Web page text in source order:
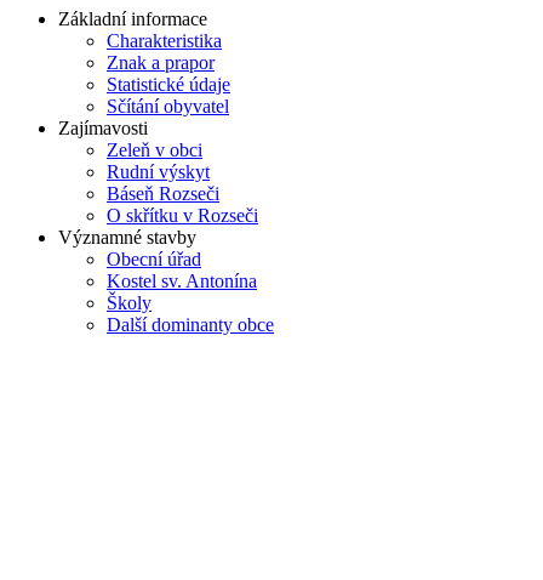
Základní informace
Charakteristika
Znak a prapor
Statistické údaje
Sčítání obyvatel
Zajímavosti
Zeleň v obci
Rudní výskyt
Báseň Rozseči
O skřítku v Rozseči
Významné stavby
Obecní úřad
Kostel sv. Antonína
Školy
Další dominanty obce